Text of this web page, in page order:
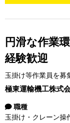
円滑な作業
経験歓迎
玉掛け等作業員を募
極東運輸機工株式
職種
玉掛け・クレーン操